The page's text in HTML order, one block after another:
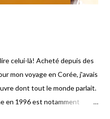
celui-là! Acheté depuis des
mon voyage en Corée, j'avais
dont tout le monde parlait.
en 1996 est notamment